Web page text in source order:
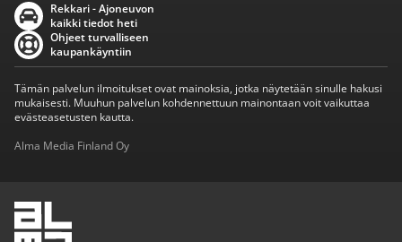
Rekkari - Ajoneuvon
kaikki tiedot heti
Ohjeet turvalliseen
kaupankäyntiin
Tämän palvelun ilmoitukset ovat mainoksia, jotka näytetään sinulle hakusi
mukaisesti. Muuhun palvelun kohdennettuun mainontaan voit vaikuttaa
evästeasetusten kautta.
Alma Media Finland Oy